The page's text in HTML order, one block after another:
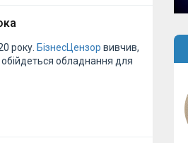
року. БізнесЦензор вивчив,
обійдеться обладнання для